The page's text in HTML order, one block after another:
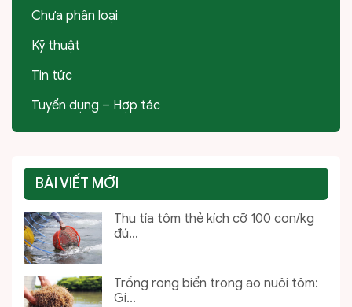
Chưa phân loại
Kỹ thuật
Tin tức
Tuyển dụng – Hợp tác
BÀI VIẾT MỚI
Thu tỉa tôm thẻ kích cỡ 100 con/kg
đú...
Trồng rong biển trong ao nuôi tôm:
Gi...